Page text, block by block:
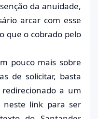
da anuidade,
arcar com esse
que o cobrado pelo
pouco mais sobre
de solicitar, basta
a um
neste link para ser